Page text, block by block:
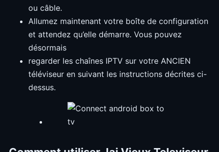
ou câble.
Allumez maintenant votre boîte de configuration
et attendez qu’elle démarre. Vous pouvez
désormais
regarder les chaînes IPTV sur votre ANCIEN
téléviseur en suivant les instructions décrites ci-
dessus.